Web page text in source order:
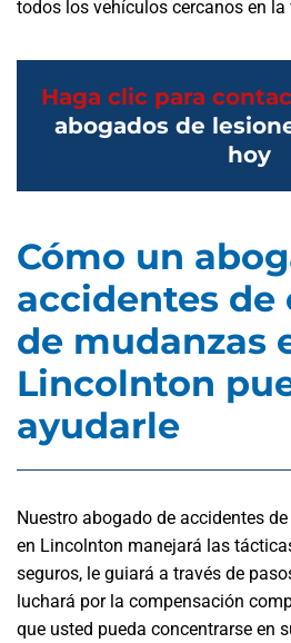
todos los vehículos cercanos en la
Haga clic para
abogados de
hoy
Cómo un
accidentes de
de mudanzas
Lincolnton
ayudarle
Nuestro abogado de accidentes
en Lincolnton manejará las
seguros, le guiará a través de
luchará por la compensación
que usted pueda concentrarse en